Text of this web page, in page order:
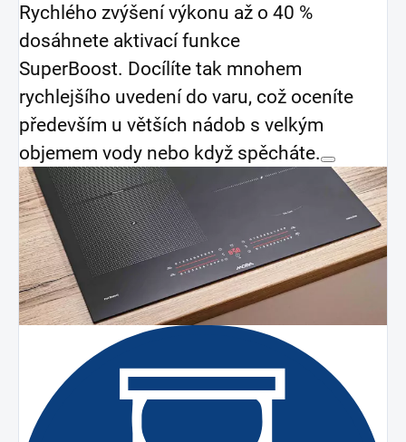
Rychlého zvýšení výkonu až o 40 %
dosáhnete aktivací funkce
SuperBoost. Docílíte tak mnohem
rychlejšího uvedení do varu, což oceníte
především u větších nádob s velkým
objemem vody nebo když spěcháte.